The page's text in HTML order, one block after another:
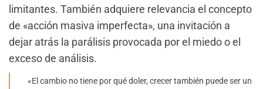
limitantes. También adquiere relevancia el concepto
de «acción masiva imperfecta», una invitación a
dejar atrás la parálisis provocada por el miedo o el
exceso de análisis.
«El cambio no tiene por qué doler, crecer también puede ser un